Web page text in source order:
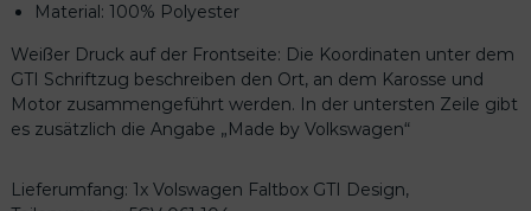
Material: 100% Polyester
Weißer Druck auf der Frontseite: Die Koordinaten unter dem
GTI Schriftzug beschreiben den Ort, an dem Karosse und
Motor zusammengeführt werden. In der untersten Zeile gibt
es zusätzlich die Angabe „Made by Volkswagen“
Lieferumfang: 1x Volswagen Faltbox GTI Design,